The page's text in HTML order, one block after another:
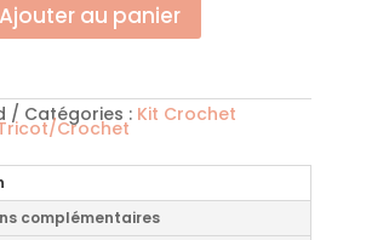
Ajouter au panier
Catégories : Kit Crochet
Crochet
complémentaires